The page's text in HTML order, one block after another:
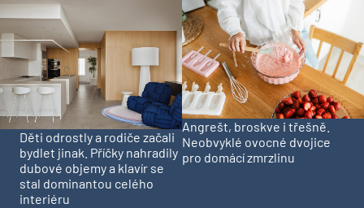
Děti odrostly a rodiče začali
bydlet jinak. Příčky nahradily
dubové objemy a klavír se
stal dominantou celého
interiéru
Angrešt, broskve i třešně.
Neobvyklé ovocné dvojice
pro domácí zmrzlinu